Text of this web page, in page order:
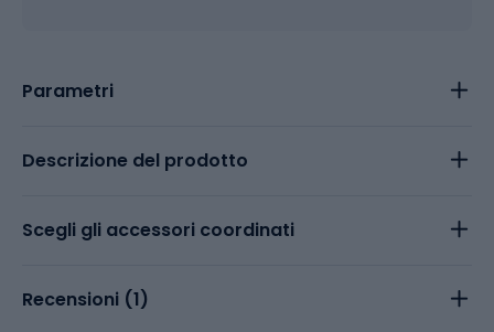
Parametri
Descrizione del prodotto
Scegli gli accessori coordinati
Recensioni (1)